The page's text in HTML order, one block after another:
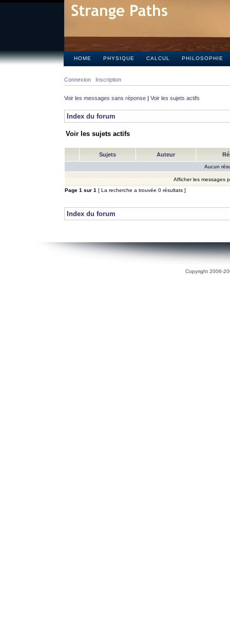
HOME PHYSIQUE CALCUL PHILOSOPHIE
Connexion Inscription
Voir les messages sans réponse | Voir les sujets actifs
Index du forum
Voir les sujets actifs
Sujets Auteur
Aucun
Afficher les messages
Page 1 sur 1 [ La recherche a trouvée 0 résultats ]
Index du forum
Copyright 2006-